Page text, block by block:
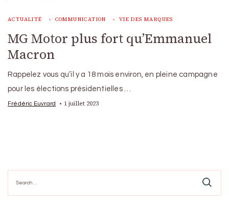
ACTUALITÉ COMMUNICATION VIE DES MARQUES
MG Motor plus fort qu’Emmanuel
Macron
Rappelez vous qu’il y a 18 mois environ, en pleine campagne
pour les élections présidentielles …
Frédéric Euvrard 1 juillet 2023
for: